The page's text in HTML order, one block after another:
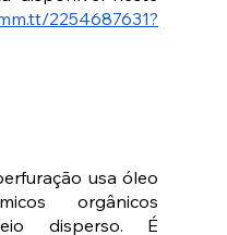
2254687631?
usa óleo
orgânicos
disperso. É